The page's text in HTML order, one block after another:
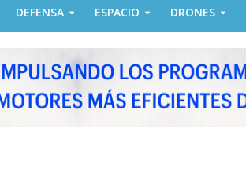
DEFENSA ESPACIO DRONES